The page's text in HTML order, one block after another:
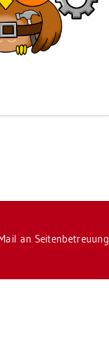
an Sei­ten­be­treu­ung